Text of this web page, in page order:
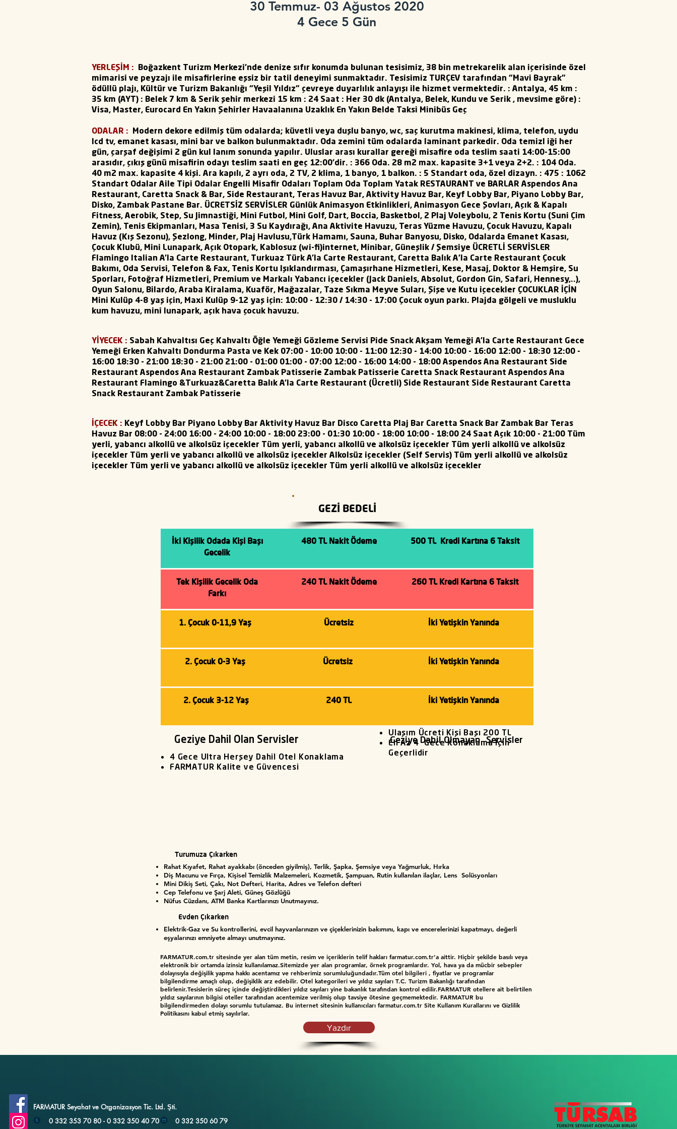
30 Temmuz- 03 Ağustos 2020
4 Gece 5 Gün
YERLEŞİM :
Boğazkent Turizm Merkezi'nde denize sıfır konumda bulunan tesisimiz, 38 bin metrekarelik alan içerisinde özel
mimarisi ve peyzajı ile misafirlerine eşsiz bir tatil deneyimi sunmaktadır. Tesisimiz TURÇEV tarafından “Mavi Bayrak”
ödüllü plajı, Kültür ve Turizm Bakanlığı “Yeşil Yıldız” çevreye duyarlılık anlayışı ile hizmet vermektedir. : Antalya, 45 km :
35 km (AYT) : Belek 7 km & Serik şehir merkezi 15 km : 24 Saat : Her 30 dk (Antalya, Belek, Kundu ve Serik , mevsime göre) :
Visa, Master, Eurocard En Yakın Şehirler Havaalanına Uzaklık En Yakın Belde Taksi Minibüs Geç
ODALAR :
Modern dekore edilmiş tüm odalarda; küvetli veya duşlu banyo, wc, saç kurutma makinesi, klima, telefon, uydu
Icd tv, emanet kasası, mini bar ve balkon bulunmaktadır. Oda zemini tüm odalarda laminant parkedir. Oda temizl iği her
gün, çarşaf değişimi 2 gün kul lanım sonunda yapılır. Uluslar arası kurallar gereği misafire oda teslim saati 14:00-15:00
arasıdır, çıkış günü misafirin odayı teslim saati en geç 12:00’dir. : 366 Oda. 28 m2 max. kapasite 3+1 veya 2+2. : 104 Oda.
40 m2 max. kapasite 4 kişi. Ara kapılı, 2 ayrı oda, 2 TV, 2 klima, 1 banyo, 1 balkon. : 5 Standart oda, özel dizayn. : 475 : 1062
Standart Odalar Aile Tipi Odalar Engelli Misafir Odaları Toplam Oda Toplam Yatak RESTAURANT ve BARLAR Aspendos Ana
Restaurant, Caretta Snack & Bar, Side Restaurant, Teras Havuz Bar, Aktivity Havuz Bar, Keyf Lobby Bar, Piyano Lobby Bar,
Disko, Zambak Pastane Bar. ÜCRETSİZ SERVİSLER Günlük Animasyon Etkinlikleri, Animasyon Gece Şovları, Açık & Kapalı
Fitness, Aerobik, Step, Su Jimnastiği, Mini Futbol, Mini Golf, Dart, Boccia, Basketbol, 2 Plaj Voleybolu, 2 Tenis Kortu (Suni Çim
Zemin), Tenis Ekipmanları, Masa Tenisi, 3 Su Kaydırağı, Ana Aktivite Havuzu, Teras Yüzme Havuzu, Çocuk Havuzu, Kapalı
Havuz (Kış Sezonu), Şezlong, Minder, Plaj Havlusu,Türk Hamamı, Sauna, Buhar Banyosu, Disko, Odalarda Emanet Kasası,
Çocuk Klubü, Mini Lunapark, Açık Otopark, Kablosuz (wi-fi)internet, Minibar, Güneşlik / Şemsiye ÜCRETLİ SERVİSLER
Flamingo Italian A’la Carte Restaurant, Turkuaz Türk A’la Carte Restaurant, Caretta Balık A'la Carte Restaurant Çocuk
Bakımı, Oda Servisi, Telefon & Fax, Tenis Kortu Işıklandırması, Çamaşırhane Hizmetleri, Kese, Masaj, Doktor & Hemşire, Su
Sporları, Fotoğraf Hizmetleri, Premium ve Markalı Yabancı içecekler (Jack Daniels, Absolut, Gordon Gin, Safari, Hennesy,..),
Oyun Salonu, Bilardo, Araba Kiralama, Kuaför, Mağazalar, Taze Sıkma Meyve Suları, Şişe ve Kutu içecekler ÇOCUKLAR İÇİN
Mini Kulüp 4-8 yaş için, Maxi Kulüp 9-12 yaş için: 10:00 - 12:30 / 14:30 - 17:00 Çocuk oyun parkı. Plajda gölgeli ve musluklu
kum havuzu, mini lunapark, açık hava çocuk havuzu.
YİYECEK : Sabah Kahvaltısı Geç Kahvaltı Öğle Yemeği Gözleme Servisi Pide Snack Akşam Yemeği A’la Carte Restaurant Gece
Yemeği Erken Kahvaltı Dondurma Pasta ve Kek 07:00 - 10:00 10:00 - 11:00 12:30 - 14:00 10:00 - 16:00 12:00 - 18:30 12:00 -
16:00 18:30 - 21:00 18:30 - 21:00 21:00 - 01:00 01:00 - 07:00 12:00 - 16:00 14:00 - 18:00 Aspendos Ana Restaurant Side
Restaurant Aspendos Ana Restaurant Zambak Patisserie Zambak Patisserie Caretta Snack Restaurant Aspendos Ana
Restaurant Flamingo &Turkuaz&Caretta Balık A’la Carte Restaurant (Ücretli) Side Restaurant Side Restaurant Caretta
Snack Restaurant Zambak Patisserie
İÇECEK : Keyf Lobby Bar Piyano Lobby Bar Aktivity Havuz Bar Disco Caretta Plaj Bar Caretta Snack Bar Zambak Bar Teras
Havuz Bar 08:00 - 24:00 16:00 - 24:00 10:00 - 18:00 23:00 - 01:30 10:00 - 18:00 10:00 - 18:00 24 Saat Açık 10:00 - 21:00 Tüm
yerli, yabancı alkollü ve alkolsüz içecekler Tüm yerli, yabancı alkollü ve alkolsüz içecekler Tüm yerli alkollü ve alkolsüz
içecekler Tüm yerli ve yabancı alkollü ve alkolsüz içecekler Alkolsüz içecekler (Self Servis) Tüm yerli alkollü ve alkolsüz
içecekler Tüm yerli ve yabancı alkollü ve alkolsüz içecekler Tüm yerli alkollü ve alkolsüz içecekler
GEZİ BEDELİ
İki Kişilik Odada Kişi Başı
Gecelik
500 TL Kredi Kartına 6 Taksit
480 TL Nakit Ödeme
Tek Kişilik Gecelik Oda
Farkı
260 TL Kredi Kartına 6 Taksit
240 TL Nakit Ödeme
1. Çocuk 0-11,9 Yaş İki Yetişkin Yanında
Ücretsiz
2. Çocuk 0-3 Yaş İki Yetişkin Yanında
Ücretsiz
2. Çocuk 3-12 Yaş İki Yetişkin Yanında
240 TL
Geziye Dahil Olan Servisler
4 Gece Ultra Herşey Dahil Otel Konaklama
FARMATUR Kalite ve Güvencesi
Geziye Dahil Olmayan Servisler
Turumuza Çıkarken
Rahat Kıyafet, Rahat ayakkabı (önceden giyilmiş), Terlik, Şapka, Şemsiye veya Yağmurluk, Hırka
Diş Macunu ve Fırça, Kişisel Temizlik Malzemeleri, Kozmetik, Şampuan, Rutin kullanılan ilaçlar, Lens Solüsyonları
Mini Dikiş Seti, Çakı, Not Defteri, Harita, Adres ve Telefon defteri
Cep Telefonu ve Şarj Aleti, Güneş Gözlüğü
Nüfus Cüzdanı, ATM Banka Kartlarınızı Unutmayınız.
Evden Çıkarken
Elektrik-Gaz ve Su kontrollerini, evcil hayvanlarınızın ve çiçeklerinizin bakımını, kapı ve encerelerinizi kapatmayı, değerli
eşyalarınızı emniyete almayı unutmayınız.
FARMATUR.com.tr sitesinde yer alan tüm metin, resim ve içeriklerin telif hakları farmatur.com.tr’a aittir. Hiçbir şekilde basılı veya
elektronik bir ortamda izinsiz kullanılamaz.Sitemizde yer alan programlar, örnek programlardır. Yol, hava ya da mücbir sebepler
dolayısıyla değişilik yapma hakkı acentamız ve rehberimiz sorumluluğundadır.Tüm otel bilgileri , fiyatlar ve programlar
bilgilendirme amaçlı olup, değişiklik arz edebilir. Otel kategorileri ve yıldız sayıları T.C. Turizm Bakanlığı tarafından
belirlenir.Tesislerin süreç içinde değiştirdikleri yıldız sayıları yine bakanlık tarafından kontrol edilir.FARMATUR otellere ait belirtilen
yıldız sayılarının bilgisi oteller tarafından acentemize verilmiş olup tavsiye ötesine geçmemektedir. FARMATUR bu
bilgilendirmeden dolayı sorumlu tutulamaz. Bu internet sitesinin kullanıcıları farmatur.com.tr Site Kullanım Kurallarını ve Gizlilik
Politikasını kabul etmiş sayılırlar.
Ulaşım Ücreti Kişi Başı 200 TL
En Az 4 Gece Konaklama İçin
Geçerlidir
Yazdır
0 332 353 70 80 - 0 332 350 40 70 0 332 350 60 79
FARMATUR Seyahat ve Organizasyon Tic. Ltd. Şti.